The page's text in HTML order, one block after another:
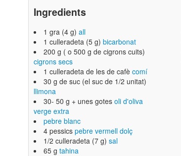
Ingredients
1 gra (4 g) all
1 culleradeta (5 g) bicarbonat
200 g ( o 500 g de cigrons cuits)
cigrons secs
1 culleradeta de les de cafè comí
30 g de suc (el suc de 1/2 unitat)
llimona
30- 50 g + unes gotes oli d'oliva
verge extra
pebre blanc
4 pessics pebre vermell dolç
1/2 culleradeta (7 g) sal
65 g tahina